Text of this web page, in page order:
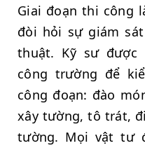
Giai đoạn thi công
đòi hỏi sự giám
thuật. Kỹ sư
công trường để
công đoạn: đào
xây tường, tô trát,
tường. Mọi vật tư